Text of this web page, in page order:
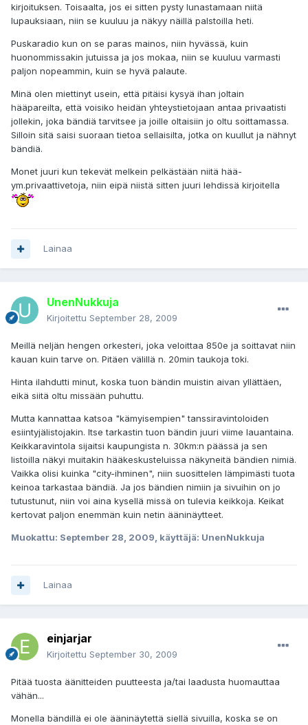
kirjoituksen. Toisaalta, jos ei sitten pysty lunastamaan niitä
lupauksiaan, niin se kuuluu ja näkyy näillä palstoilla heti.
Puskaradio kun on se paras mainos, niin hyvässä, kuin
huonommissakin jutuissa ja jos mokaa, niin se kuuluu varmasti
paljon nopeammin, kuin se hyvä palaute.
Minä olen miettinyt usein, että pitäisi kysyä ihan joltain
hääpareilta, että voisiko heidän yhteystietojaan antaa privaatisti
jollekin, joka bändiä tarvitsee ja joille oltaisiin jo oltu soittamassa.
Silloin sitä saisi suoraan tietoa sellaisilta, jotka on kuullut ja nähnyt
bändiä.
Monet juuri kun tekevät melkein pelkästään niitä hää-
ym.privaattivetoja, niin eipä niistä sitten juuri lehdissä kirjoitella
Lainaa
UnenNukkuja
Kirjoitettu September 28, 2009
Meillä neljän hengen orkesteri, joka veloittaa 850e ja soittavat niin
kauan kuin tarve on. Pitäen välillä n. 20min taukoja toki.
Hinta ilahdutti minut, koska tuon bändin muistin aivan yllättäen,
eikä siitä oltu missään puhuttu.
Mutta kannattaa katsoa "kämyisempien" tanssiravintoloiden
esiintyjälistojakin. Itse tarkastin tuon bändin juuri viime lauantaina.
Keikkaravintola sijaitsi kaupungista n. 30km:n päässä ja sen
listoilla näkyi muitakin hääkeskusteluissa näkyneitä bändien nimiä.
Vaikka olisi kuinka "city-ihminen", niin suosittelen lämpimästi tuota
keinoa tarkastaa bändiä. Ja jos bändien nimiin ja sivuihin on jo
tutustunut, niin voi aina kysellä missä on tulevia keikkoja. Keikat
kertovat paljon enemmän kuin netin ääninäytteet.
Muokattu: September 28, 2009, käyttäjä: UnenNukkuja
Lainaa
einjarjar
Kirjoitettu September 30, 2009
Pitää tuosta äänitteiden puutteesta ja/tai laadusta huomauttaa
vähän...
Monella bändillä ei ole ääninäytettä siellä sivuilla, koska se on